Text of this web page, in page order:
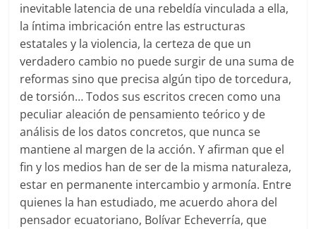
inevitable latencia de una rebeldía vinculada a ella,
la íntima imbricación entre las estructuras
estatales y la violencia, la certeza de que un
verdadero cambio no puede surgir de una suma de
reformas sino que precisa algún tipo de torcedura,
de torsión… Todos sus escritos crecen como una
peculiar aleación de pensamiento teórico y de
análisis de los datos concretos, que nunca se
mantiene al margen de la acción. Y afirman que el
fin y los medios han de ser de la misma naturaleza,
estar en permanente intercambio y armonía. Entre
quienes la han estudiado, me acuerdo ahora del
pensador ecuatoriano, Bolívar Echeverría, que